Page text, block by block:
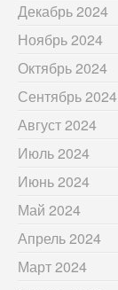
Декабрь 2024
Ноябрь 2024
Октябрь 2024
Сентябрь 2024
Август 2024
Июль 2024
Июнь 2024
Май 2024
Апрель 2024
Март 2024